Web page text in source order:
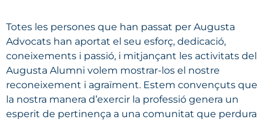
Totes les persones que han passat per Augusta
Advocats han aportat el seu esforç, dedicació,
coneixements i passió, i mitjançant les activitats del
Augusta Alumni volem mostrar-los el nostre
reconeixement i agraïment. Estem convençuts que
la nostra manera d’exercir la professió genera un
esperit de pertinença a una comunitat que perdura